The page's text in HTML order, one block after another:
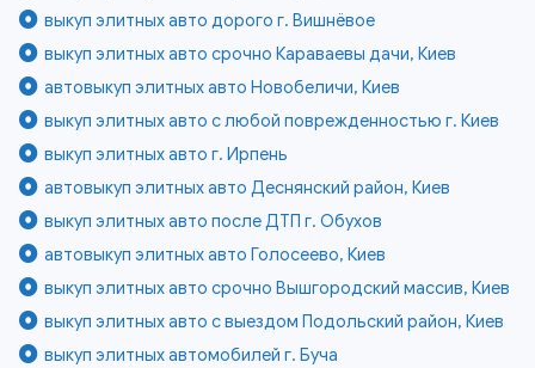
выкуп элитных авто дорого г. Вишнёвое
выкуп элитных авто срочно Караваевы дачи, Киев
автовыкуп элитных авто Новобеличи, Киев
выкуп элитных авто с любой поврежденностью г. Киев
выкуп элитных авто г. Ирпень
автовыкуп элитных авто Деснянский район, Киев
выкуп элитных авто после ДТП г. Обухов
автовыкуп элитных авто Голосеево, Киев
выкуп элитных авто срочно Вышгородский массив, Киев
выкуп элитных авто с выездом Подольский район, Киев
выкуп элитных автомобилей г. Буча